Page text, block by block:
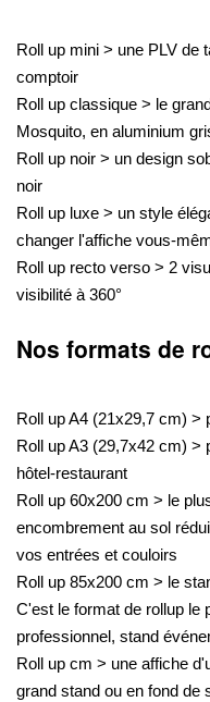
Roll up mini > une PLV de
comptoir
Roll up classique > le
Mosquito, en aluminium
Roll up noir > un design
noir
Roll up luxe > un style
changer l'affiche vous-
Roll up recto verso > 2
visibilité à 360°
Nos formats de
Roll up A4 (21x29,7 cm) >
Roll up A3 (29,7x42 cm) >
hôtel-restaurant
Roll up 60x200 cm > le
encombrement au sol
vos entrées et couloirs
Roll up 85x200 cm > le
C'est le format de rollup le
professionnel, stand
Roll up cm > une affiche
grand stand ou en fond de